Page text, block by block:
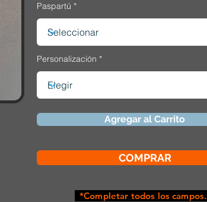
Paspartú
Personalización
Agregar al Carrito
COMPRAR
*Completar todos los campos.